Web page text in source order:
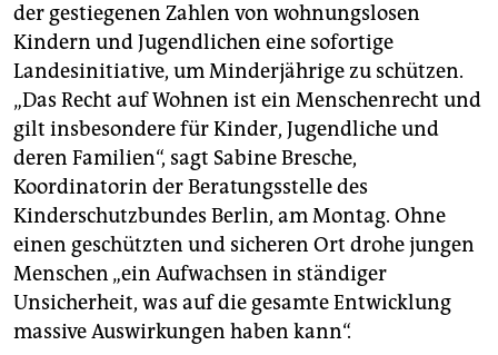
epaper login
der gestiegenen Zahlen von wohnungslosen
Kindern und Jugendlichen eine sofortige
Landesinitiative, um Minderjährige zu schützen.
„Das Recht auf Wohnen ist ein Menschenrecht und
gilt insbesondere für Kinder, Jugendliche und
deren Familien“, sagt Sabine Bresche,
Koordinatorin der Beratungsstelle des
Kinderschutzbundes Berlin, am Montag. Ohne
einen geschützten und sicheren Ort drohe jungen
Menschen „ein Aufwachsen in ständiger
Unsicherheit, was auf die gesamte Entwicklung
massive Auswirkungen haben kann“.